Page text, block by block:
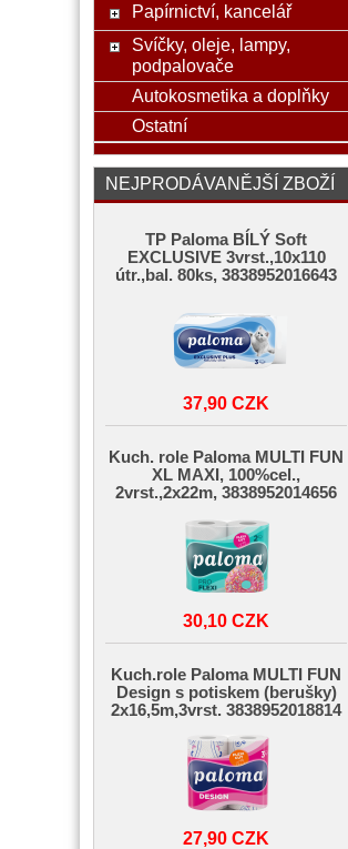
Papírnictví, kancelář
Svíčky, oleje, lampy,
podpalovače
Autokosmetika a doplňky
Ostatní
NEJPRODÁVANĚJŠÍ ZBOŽÍ
TP Paloma BÍLÝ Soft
EXCLUSIVE 3vrst.,10x110
útr.,bal. 80ks, 3838952016643
37,90 CZK
Kuch. role Paloma MULTI FUN
XL MAXI, 100%cel.,
2vrst.,2x22m, 3838952014656
30,10 CZK
Kuch.role Paloma MULTI FUN
Design s potiskem (berušky)
2x16,5m,3vrst. 3838952018814
27,90 CZK